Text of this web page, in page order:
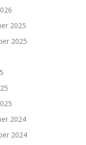
2025
2025
2024
2024